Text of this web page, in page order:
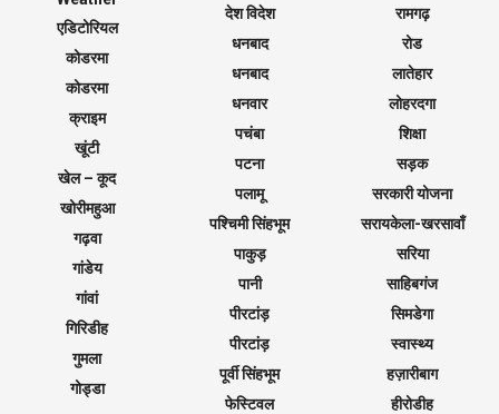
एडिटोरियल
कोडरमा
कोडरमा
क्राइम
खूंटी
खेल – कूद
खोरीमहुआ
गढ़वा
गांडेय
गांवां
गिरिडीह
गुमला
गोड्डा
देश विदेश
धनबाद
धनबाद
धनवार
पचंबा
पटना
पलामू
पश्चिमी सिंहभूम
पाकुड़
पानी
पीरटांड़
पीरटांड़
पूर्वी सिंहभूम
फेस्टिवल
रामगढ़
रोड
लातेहार
लोहरदगा
शिक्षा
सड़क
सरकारी योजना
सरायकेला-खरसावाँ
सरिया
साहिबगंज
सिमडेगा
स्वास्थ्य
हज़ारीबाग
हीरोडीह